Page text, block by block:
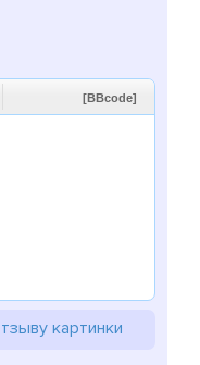
[BBcode]
картинки